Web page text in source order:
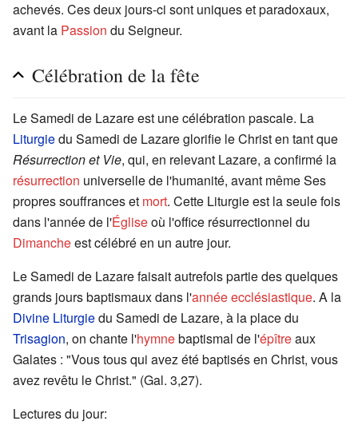
achevés. Ces deux jours-ci sont uniques et paradoxaux,
avant la Passion du Seigneur.
Célébration de la fête
Le Samedi de Lazare est une célébration pascale. La
Liturgiedu Samedi de Lazare glorifie le Christ en tant que
Résurrection et Vie, qui, en relevant Lazare, a confirmé la
résurrection universelle de l'humanité, avant même Ses
propres souffrances et mort. Cette Liturgie est la seule fois
dans l'année de l'Égliseoù l'office résurrectionnel du
Dimancheest célébré en un autre jour.
Le Samedi de Lazare faisait autrefois partie des quelques
grands jours baptismaux dans l'année ecclésiastique. A la
Divine Liturgiedu Samedi de Lazare, à la place du
Trisagion, on chante l'hymnebaptismal de l'épîtreaux
Galates : "Vous tous qui avez été baptisés en Christ, vous
avez revêtu le Christ." (Gal. 3,27).
Lectures du jour: